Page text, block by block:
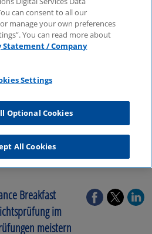
Breakfast
im
meistern
can consent to all our
manage your own preferences
You can read more about
Statement / Company
Settings
Optional Cookies
All Cookies